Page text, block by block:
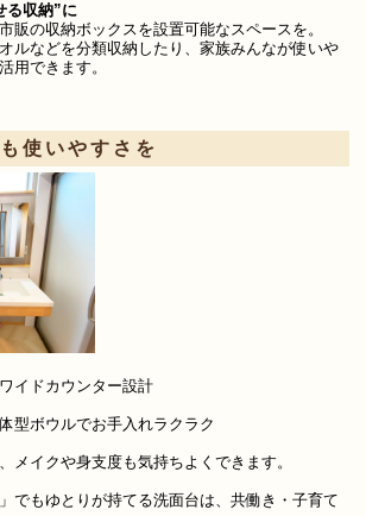
る収納”に
販の収納ボックスを設置可能なスペースを。
ルなどを分類収納したり、家族みんなが使いや
用できます。
使いやすさを
イドカウンター設計
型ボウルでお手入れラクラク
メイクや身支度も気持ちよくできます。
でもゆとりが持てる洗面台は、共働き・子育て